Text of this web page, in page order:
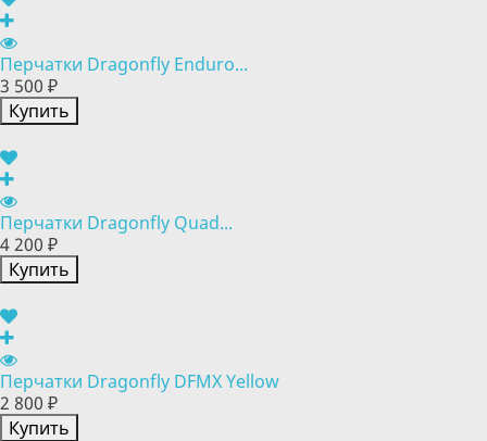
Перчатки Dragonfly Enduro...
3 500 ₽
Купить
Перчатки Dragonfly Quad...
4 200 ₽
Купить
Перчатки Dragonfly DFMX Yellow
2 800 ₽
Купить